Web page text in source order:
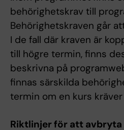
behörighetskrav till
Behörighetskraven går
I de fall där kraven är
till högre termin, finns
beskrivna på
finnas särskilda
termin om en kurs
Riktlinjer för att avbryta